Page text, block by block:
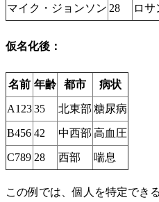
マイク・ジョンソン 28 ロサ
仮名化後：
名前 年齢 都市 病状
A12335 北東部 糖尿病
B456 42 中西部 高血圧
C789 28 西部 喘息
この例では、個人を特定でき